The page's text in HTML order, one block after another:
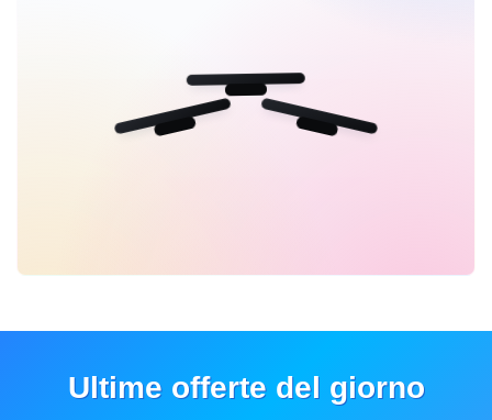
Ultime offerte del giorno